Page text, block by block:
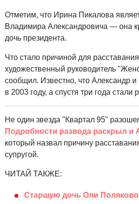
Отметим, что Ирина Пикалова
Владимира Александровича — она
дочь президента.
Что стало причиной для
художественный руководитель
сообщил. Известно, что Александр
в 2003 году, а спустя три года стали
Не один звезда "Квартал 95"
Подробности развода раскрыл и
который назвал причину
супругой.
ЧИТАЙ ТАКЖЕ:
Старшую дочь Оли